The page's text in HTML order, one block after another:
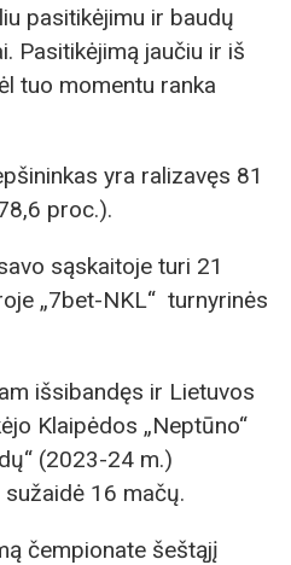
pasitikėjimu ir baudų
Pasitikėjimą jaučiu ir iš
tuo momentu ranka
yra ralizavęs 81
proc.).
sąskaitoje turi 21
„7bet-NKL“ turnyrinės
išsibandęs ir Lietuvos
Klaipėdos „Neptūno“
(2023-24 m.)
16 mačų.
čempionate šeštąjį